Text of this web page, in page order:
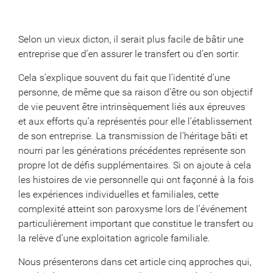
Selon un vieux dicton, il serait plus facile de bâtir une
entreprise que d’en assurer le transfert ou d’en sortir.
Cela s’explique souvent du fait que l’identité d’une
personne, de même que sa raison d’être ou son objectif
de vie peuvent être intrinsèquement liés aux épreuves
et aux efforts qu’a représentés pour elle l’établissement
de son entreprise. La transmission de l’héritage bâti et
nourri par les générations précédentes représente son
propre lot de défis supplémentaires. Si on ajoute à cela
les histoires de vie personnelle qui ont façonné à la fois
les expériences individuelles et familiales, cette
complexité atteint son paroxysme lors de l’événement
particulièrement important que constitue le transfert ou
la relève d’une exploitation agricole familiale.
Nous présenterons dans cet article cinq approches qui,